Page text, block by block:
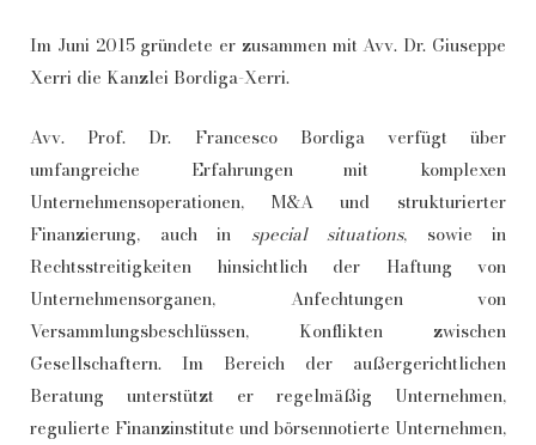
Im Juni 2015 gründete er zusammen mit Avv. Dr. Giuseppe
Xerri die Kanzlei Bordiga-Xerri.
Avv. Prof. Dr. Francesco Bordiga verfügt über
umfangreiche Erfahrungen mit komplexen
Unternehmensoperationen, M&A und strukturierter
Finanzierung, auch in special situations, sowie in
Rechtsstreitigkeiten hinsichtlich der Haftung von
Unternehmensorganen, Anfechtungen von
Versammlungsbeschlüssen, Konflikten zwischen
Gesellschaftern. Im Bereich der außergerichtlichen
Beratung unterstützt er regelmäßig Unternehmen,
regulierte Finanzinstitute und börsennotierte Unternehmen,